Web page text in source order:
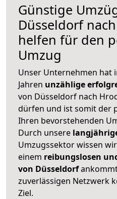
Günstige
Düsseldorf
helfen für den
Umzug
Unser Unternehmen hat
Jahren unzählige
von Düsseldorf nach
dürfen und ist somit der
Ihren bevorstehenden
Durch unsere
Umzugssektor wissen
einem reibungslosen
von Düsseldorf
zuverlässigen Netzwerk
Ziel.